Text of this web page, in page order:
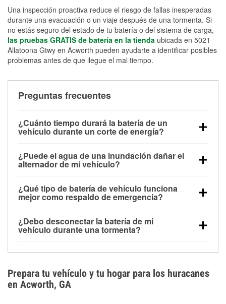
Una inspección proactiva reduce el riesgo de fallas inesperadas
durante una evacuación o un viaje después de una tormenta. Si
no estás seguro del estado de tu batería o del sistema de carga,
las pruebas GRATIS de batería en la tienda ubicada en 5021
Allatoona Gtwy en Acworth pueden ayudarte a identificar posibles
problemas antes de que llegue el mal tiempo.
Preguntas frecuentes
¿Cuánto tiempo durará la batería de un
vehículo durante un corte de energía?
alimentar pequeños accesorios durante un tiempo
limitado, pero el uso repetido sin conducir el vehículo
contar con un equipo de carga de respaldo para
cortes prolongados.
¿Puede el agua de una inundación dañar el
alternador de mi vehículo?
parte baja del compartimento del motor y pueden
dañarse si se sumergen, lo que puede provocar una
días después de la exposición.
¿Qué tipo de batería de vehículo funciona
mejor como respaldo de emergencia?
para aplicaciones de ciclo profundo porque son
selladas, resistentes a las vibraciones y más
¿Debo desconectar la batería de mi
vehículo durante una tormenta?
los daños por inundación. Evitar el agua estancada y
preparar opciones de carga de respaldo son
medidas de protección más efectivas.
Prepara tu vehículo y tu hogar para los huracanes
en Acworth, GA